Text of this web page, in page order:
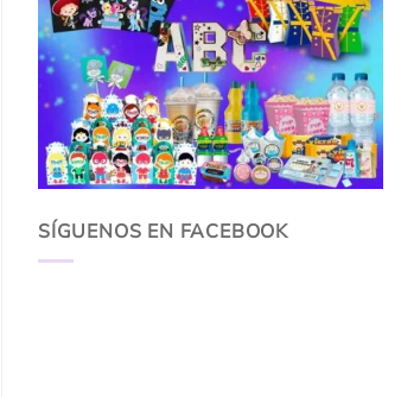
SÍGUENOS EN FACEBOOK